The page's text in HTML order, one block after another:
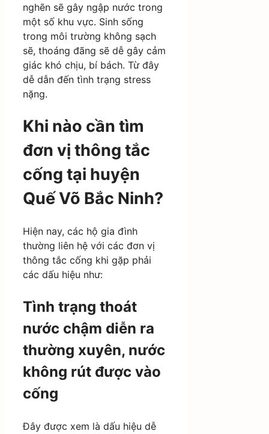
nghẽn sẽ gây ngập nước trong
một số khu vực. Sinh sống
trong môi trường không sạch
sẽ, thoáng đãng sẽ dễ gây cảm
giác khó chịu, bí bách. Từ đây
dễ dẫn đến tình trạng stress
nặng.
Khi nào cần tìm
đơn vị thông tắc
cống tại huyện
Quế Võ Bắc Ninh?
Hiện nay, các hộ gia đình
thường liên hệ với các đơn vị
thông tắc cống khi gặp phải
các dấu hiệu như:
Tình trạng thoát
nước chậm diễn ra
thường xuyên, nước
không rút được vào
cống
Đây được xem là dấu hiệu dễ